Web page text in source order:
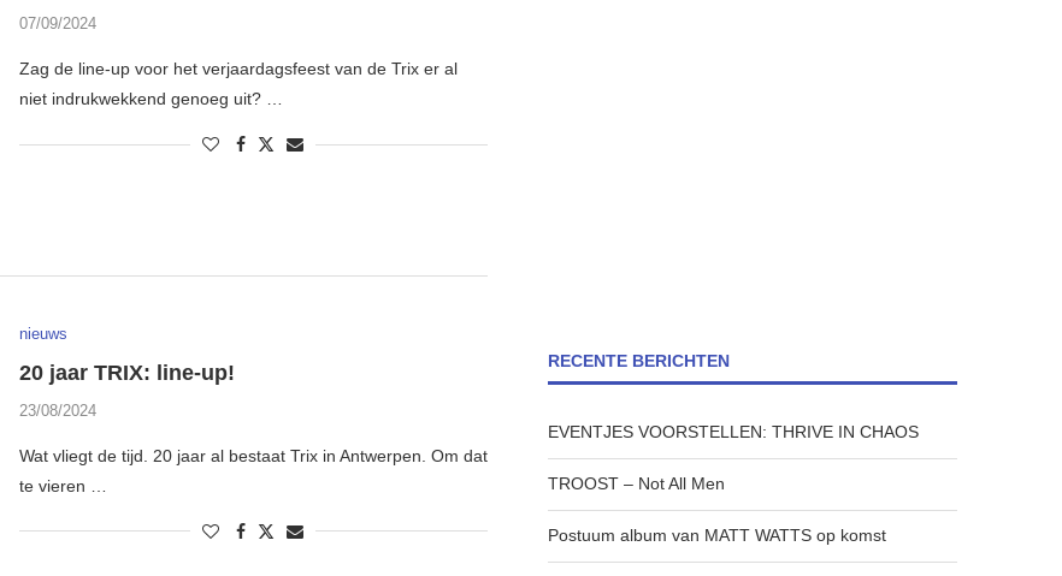
07/09/2024
Zag de line-up voor het verjaardagsfeest van de Trix er al
niet indrukwekkend genoeg uit? …
nieuws
20 jaar TRIX: line-up!
23/08/2024
Wat vliegt de tijd. 20 jaar al bestaat Trix in Antwerpen. Om dat
te vieren …
RECENTE BERICHTEN
EVENTJES VOORSTELLEN: THRIVE IN CHAOS
TROOST – Not All Men
Postuum album van MATT WATTS op komst